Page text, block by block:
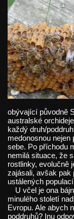
obývající původně
australské
každý druh/
medonosnou
sebe. Po příchodu
nemilá situace, že
rostlinky, evolučně
zajásali, avšak pak
ustálených
U včel je ona
minulého století
Evropu. Ale abych
poddruhů? Inu